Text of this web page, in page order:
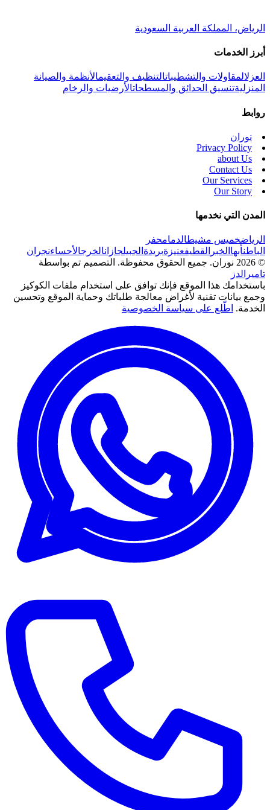
الرياض، المملكة العربية السعودية
أبرز الخدمات
العزلالمقاولات والتشطيباتالتنظيف والتعقيمالأنظمة والصيانة
المنزليةتنسيق الحدائق والمسطحاتالأرضيات والرخام
روابط
نوران
Privacy Policy
about Us
Contact Us
Our Services
Our Story
المدن التي نخدمها
الرياضخميس مشيطالدمامحفر
الباطنأبها الخبر القطيفعنيزةبريدة الجبيلجازانالخرجالأحساءنجران
© 2026 نوران. جميع الحقوق محفوظة.
التصميم تم بواسطة
تاميرالدز
باستخدامك هذا الموقع فإنك توافق على استخدام ملفات الكوكيز
وجمع بيانات تقنية لأغراض معالجة طلباتك وحماية الموقع وتحسين
الخدمة. اطّلع على سياسة الخصوصية